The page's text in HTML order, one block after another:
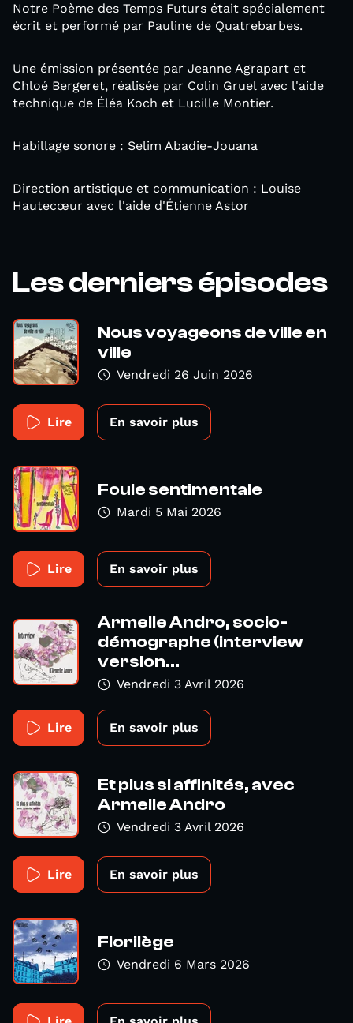
Notre Poème des Temps Futurs était spécialement
écrit et performé par Pauline de Quatrebarbes.
Une émission présentée par Jeanne Agrapart et
Chloé Bergeret, réalisée par Colin Gruel avec l'aide
technique de Éléa Koch et Lucille Montier.
Habillage sonore : Selim Abadie-Jouana
Direction artistique et communication : Louise
Hautecœur avec l'aide d'Étienne Astor
Les derniers épisodes
Nous voyageons de ville en
ville
Vendredi 26 Juin 2026
Lire En savoir plus
Foule sentimentale
Mardi 5 Mai 2026
Lire En savoir plus
Armelle Andro, socio-
démographe (interview
version...
Vendredi 3 Avril 2026
Lire En savoir plus
Et plus si affinités, avec
Armelle Andro
Vendredi 3 Avril 2026
Lire En savoir plus
Florilège
Vendredi 6 Mars 2026